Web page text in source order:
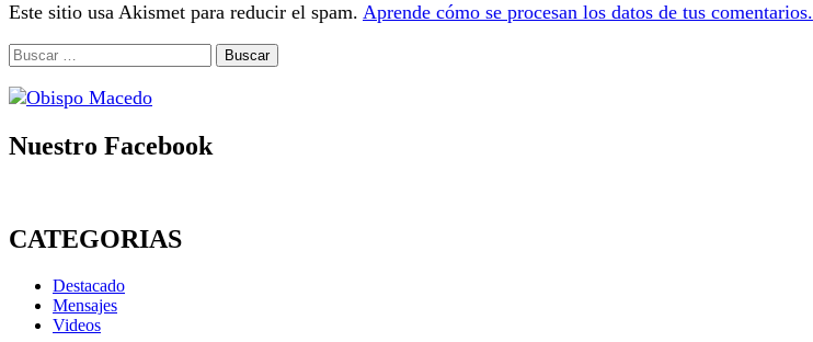
Este sitio usa Akismet para reducir el spam. Aprende cómo se procesan los datos de tus comentarios.
Buscar:
Nuestro Facebook
CATEGORIAS
Destacado
Mensajes
Videos